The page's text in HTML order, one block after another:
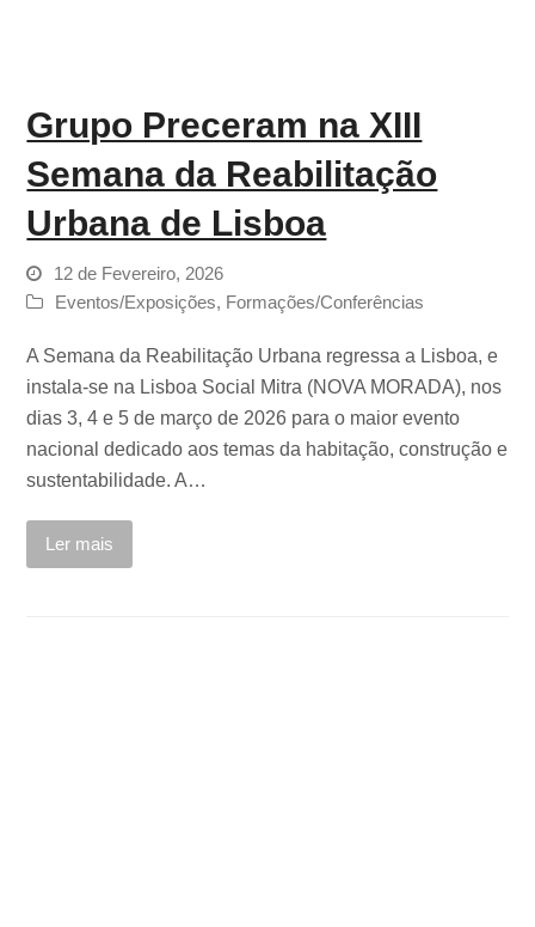
Grupo Preceram na XIII
Semana da Reabilitação
Urbana de Lisboa
12 de Fevereiro, 2026
Eventos/Exposições, Formações/Conferências
A Semana da Reabilitação Urbana regressa a Lisboa, e
instala-se na Lisboa Social Mitra (NOVA MORADA), nos
dias 3, 4 e 5 de março de 2026 para o maior evento
nacional dedicado aos temas da habitação, construção e
sustentabilidade. A…
Ler mais